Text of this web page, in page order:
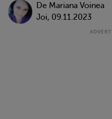
De Mariana Voinea
Joi, 09.11.2023